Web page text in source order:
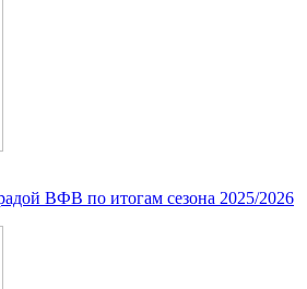
ВФВ по итогам сезона 2025/2026